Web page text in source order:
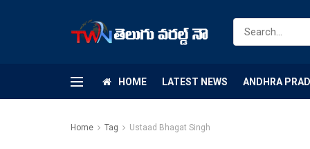
HOME LATEST NEWS ANDHRA
Home Tag Ustaad Bhagat Singh